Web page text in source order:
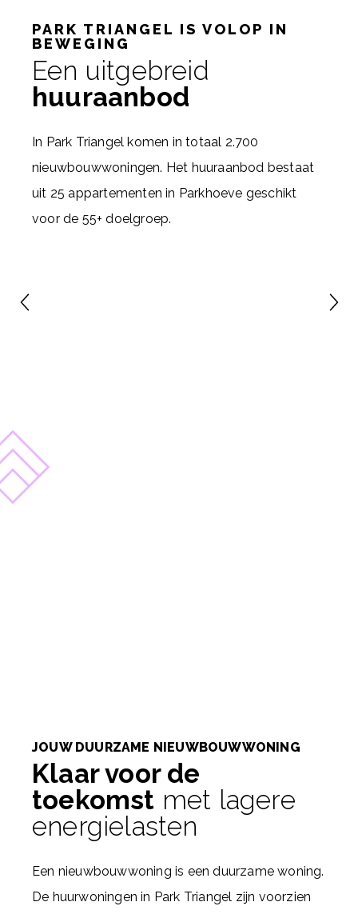
PARK TRIANGEL IS VOLOP IN
BEWEGING
Een uitgebreid
huuraanbod
In Park Triangel komen in totaal 2.700
nieuwbouwwoningen. Het huuraanbod bestaat
uit 25 appartementen in Parkhoeve geschikt
voor de 55+ doelgroep.
JOUW DUURZAME NIEUWBOUWWONING
Klaar voor de
toekomst met lagere
energielasten
Een nieuwbouwwoning is een duurzame woning.
De huurwoningen in Park Triangel zijn voorzien